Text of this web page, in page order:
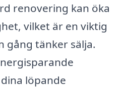
renovering kan öka
vilket är en viktig
gång tänker sälja.
löpande